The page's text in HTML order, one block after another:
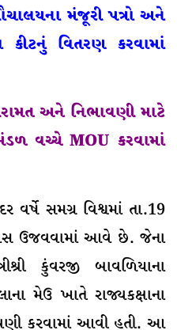
મંજૂરી પત્રો અને
કીટનું વિતરણ કરવામાં
અને નિભાવણી માટે
વચ્ચે MOU કરવામાં
દર વર્ષે સમગ્ર વિશ્વમાં તા.19
ઉજવવામાં આવે છે. જેના
કુંવરજી બાવળિયાના
મેઉ ખાતે રાજ્યકક્ષાના
કરવામાં આવી હતી. આ